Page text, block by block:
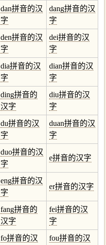
dan拼音的汉
字
dang拼音的汉
字
den拼音的汉
字
dei拼音的汉
字
dia拼音的汉
字
dian拼音的汉
字
ding拼音的
汉字
diu拼音的汉
字
du拼音的汉
字
duan拼音的汉
字
duo拼音的汉
字
e拼音的汉字
eng拼音的汉
字
er拼音的汉字
fang拼音的
汉字
fei拼音的汉
字
fo拼音的汉
fou拼音的汉